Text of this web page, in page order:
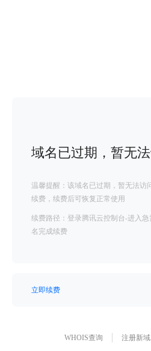
域名已过期，暂无
温馨提醒：该域名已过期，暂无法访
续费，续费后可恢复正常使用
续费路径：登录腾讯云控制台-进入
名完成续费
立即续费
WHOIS查询 注册新域